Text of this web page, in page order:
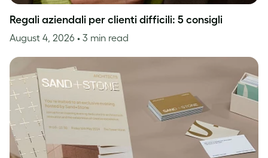
Regali aziendali per clienti difficili: 5 consigli
August 4, 2026 • 3 min read